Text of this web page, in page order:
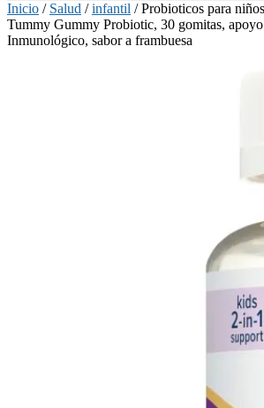
Inicio / Salud /infantil /Probioticos para
Tummy Gummy Probiotic, 30 gomitas,
Inmunológico, sabor a frambuesa